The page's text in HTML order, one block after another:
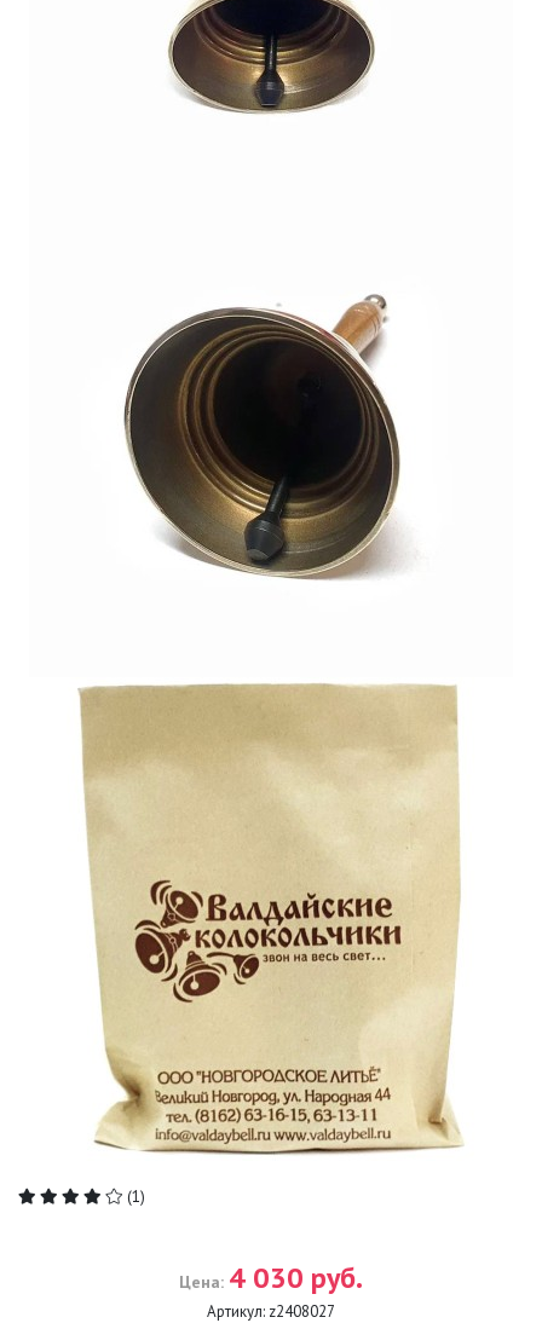
(1)
Цена: 4 030 руб.
Артикул: z2408027